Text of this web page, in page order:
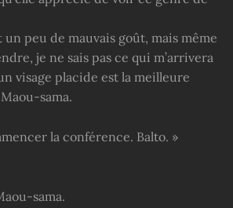
un peu de mauvais goût, mais même
je ne sais pas ce qui m’arrivera
visage placide est la meilleure
sama.
la conférence. Balto. »
sama.